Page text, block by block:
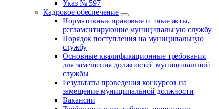
Указ № 597
Кадровое обеспечение
Нормативные правовые и иные акты,
регламентирующие муниципальную службу
Порядок поступления на муниципальную
службу
Основные квалификационные требования
для замещения должностей муниципальной
службы
Результаты проведения конкурсов на
замещение муниципальной должности
Вакансии